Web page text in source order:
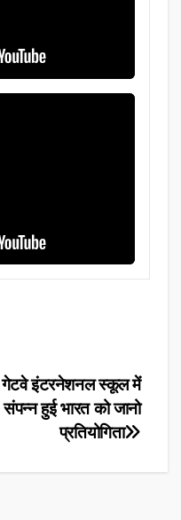
गेटवे इंटरनेशनल स्कूल में
संपन्न हुई भारत को जानो
प्रतियोगिता